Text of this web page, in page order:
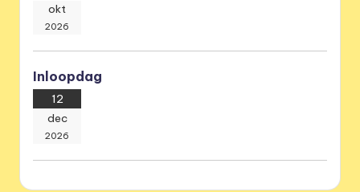
okt
2026
Inloopdag
12
dec
2026